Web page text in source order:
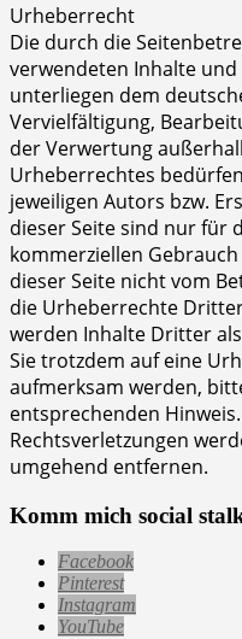
Urheberrecht
Die durch die
verwendeten Inhalte und
unterliegen dem
Vervielfältigung,
der Verwertung
Urheberrechtes
jeweiligen Autors bzw.
dieser Seite sind nur für
kommerziellen
dieser Seite nicht vom
die Urheberrechte
werden Inhalte Dritter
Sie trotzdem auf eine
aufmerksam werden,
entsprechenden
Rechtsverletzungen
umgehend entfernen.
Komm mich social
Facebook
Pinterest
Instagram
YouTube